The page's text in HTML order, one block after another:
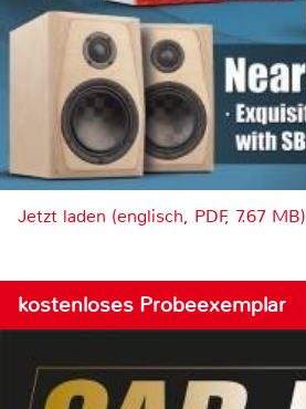
Jetzt laden (englisch, PDF, 7.67 MB)
kostenloses Probeexemplar